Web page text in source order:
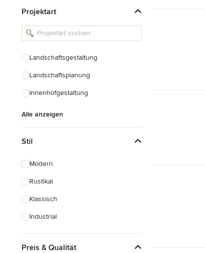
Landschaftsarchitekten
Armaturen & Sanitärbedarf
Einbauschränke
Projektart
Landschaftsgestaltung
Landschaftsplanung
Innenhofgestaltung
Alle anzeigen
Stil
Modern
Rustikal
Klassisch
Industrial
Preis & Qualität